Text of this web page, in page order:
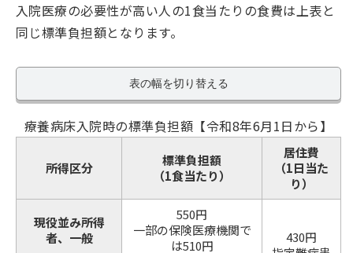
入院医療の必要性が高い人の1食当たりの食費は上表と
同じ標準負担額となります。
表の幅を切り替える
療養病床入院時の標準負担額【令和8年6月1日から】
所得区分
標準負担額
（1食当たり）
居住費
（1日当た
り）
現役並み所得
者、一般
550円
一部の保険医療機関で
は510円
430円